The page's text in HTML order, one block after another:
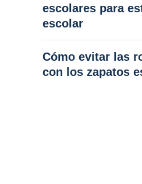
escolares para
escolar
Cómo evitar las
con los zapatos